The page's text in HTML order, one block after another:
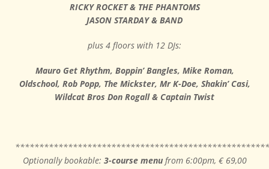
RICKY ROCKET & THE PHANTOMS
JASON STARDAY & BAND
plus 4 floors with 12 DJs:
Mauro Get Rhythm, Boppin’ Bangles, Mike Roman,
Oldschool, Rob Popp, The Mickster, Mr K-Doe, Shakin’ Casi,
Wildcat Bros Don Rogall & Captain Twist
Optionally bookable: 3-course menufrom 6:00pm, € 69,00